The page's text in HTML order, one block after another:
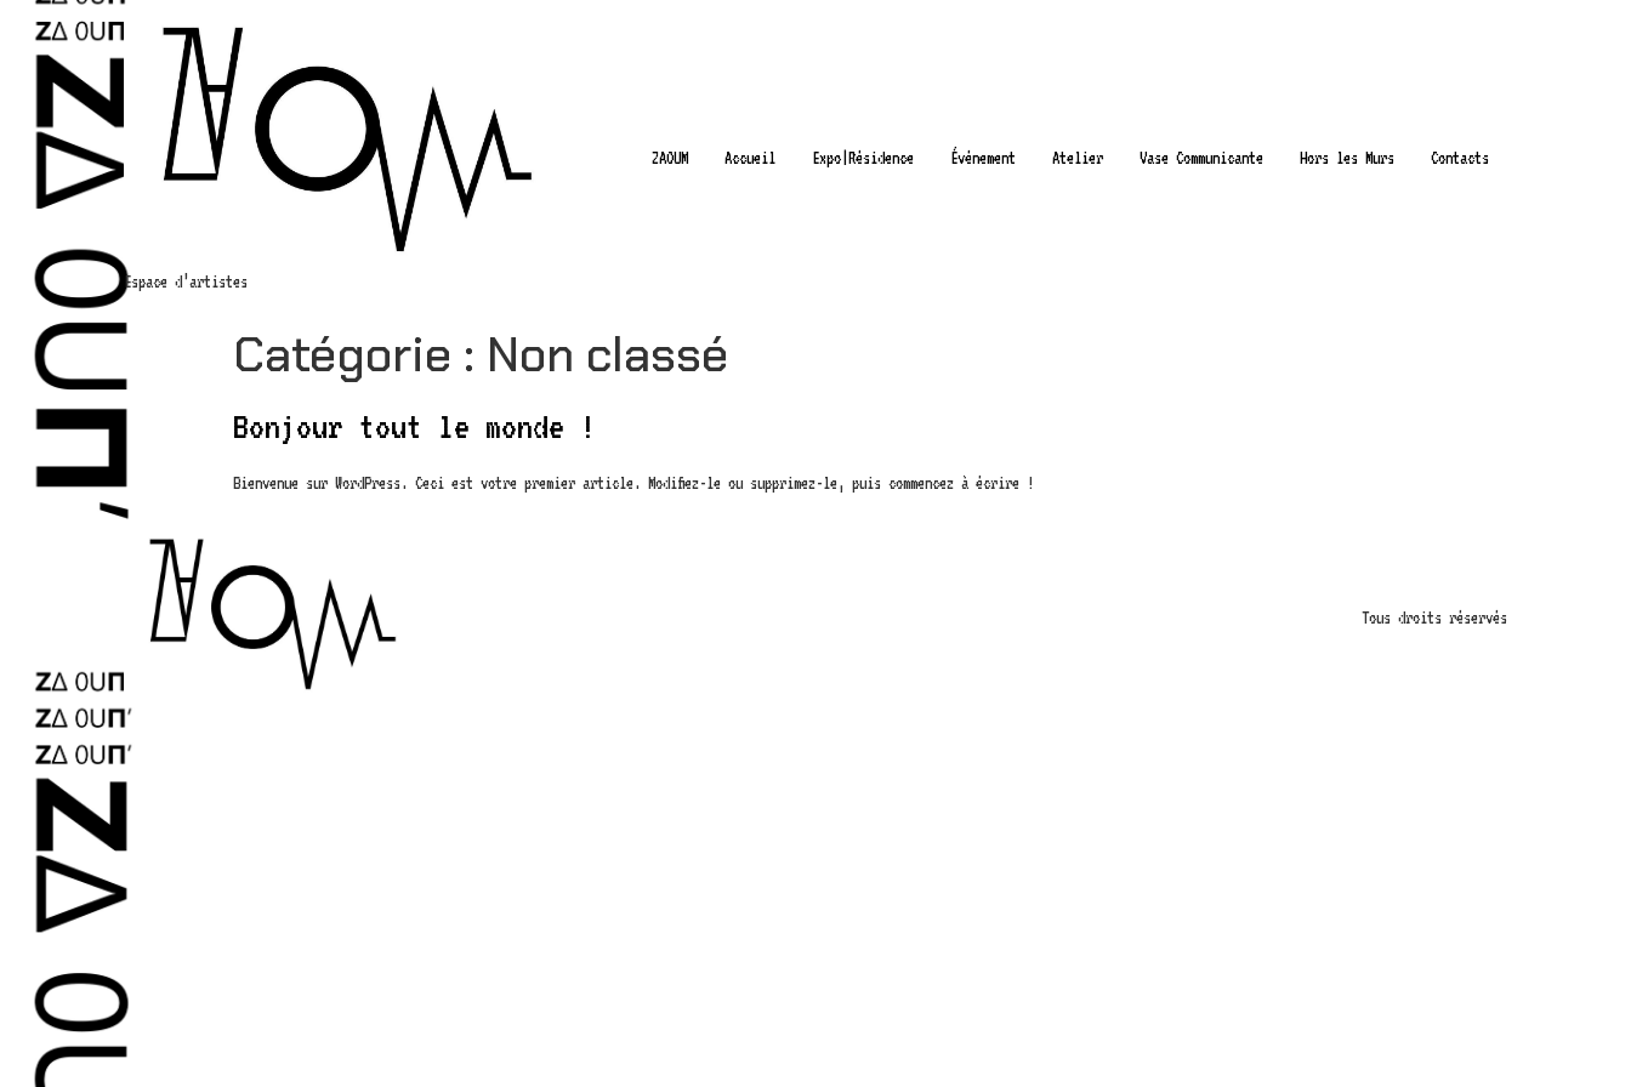
Espace d’artistes
ZAOUM Accueil Expo|Résidence Événement Atelier Vase Communicante Hors les Murs Contacts
Catégorie : Non classé
Bonjour tout le monde !
Bienvenue sur WordPress. Ceci est votre premier article. Modifiez-le ou supprimez-le, puis commencez à écrire !
Tous droits réservés